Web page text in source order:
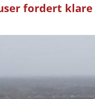
fordert